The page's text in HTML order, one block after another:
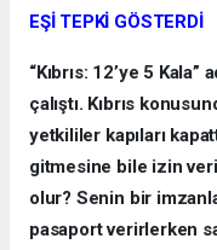
EŞİ TEPKİ GÖSTERDİ
“Kıbrıs: 12’ye 5
çalıştı. Kıbrıs
yetkililer kapıları
gitmesine bile izin
olur? Senin bir
pasaport verirlerken